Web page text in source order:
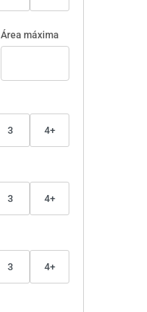
Área máxima
3 4+
3 4+
3 4+